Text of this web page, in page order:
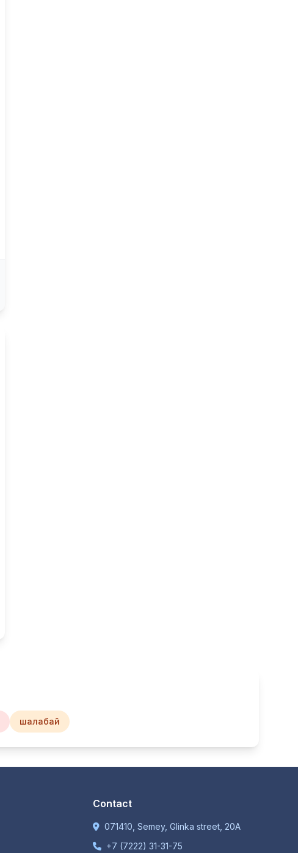
шалабай
Contact
071410, Semey, Glinka street, 20A
+7 (7222) 31-31-75